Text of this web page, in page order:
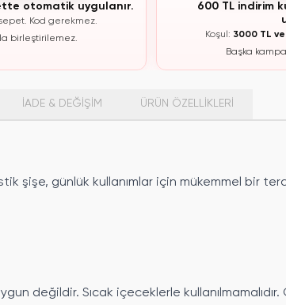
otomatik uygulanır.
Kod gerekmez.
birleştirilemez.
600 TL indirim
Koşul: 3000 TL
Başka
İADE & DEĞİŞİM ÜRÜN ÖZELLIKLERI
şişe, günlük kullanımlar için mükemmel bir
değildir. Sıcak içeceklerle